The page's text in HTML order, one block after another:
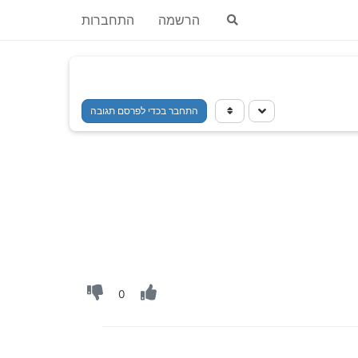
הרשמה התחברות
התחבר בכדי לפרסם תגובה
0